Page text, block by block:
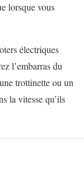
lorsque vous
électriques
l’embarras du
trottinette ou un
la vitesse qu’ils